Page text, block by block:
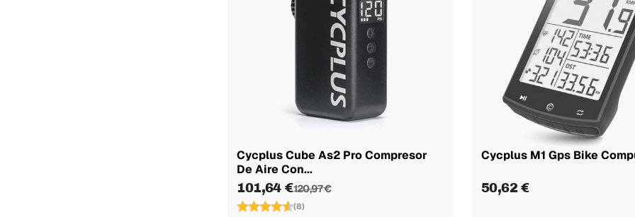
Cycplus Cube As2 Pro Compresor
De Aire Con...
101,64 €120,97 €
(8)
Cycplus M1 Gps Bike
50,62 €